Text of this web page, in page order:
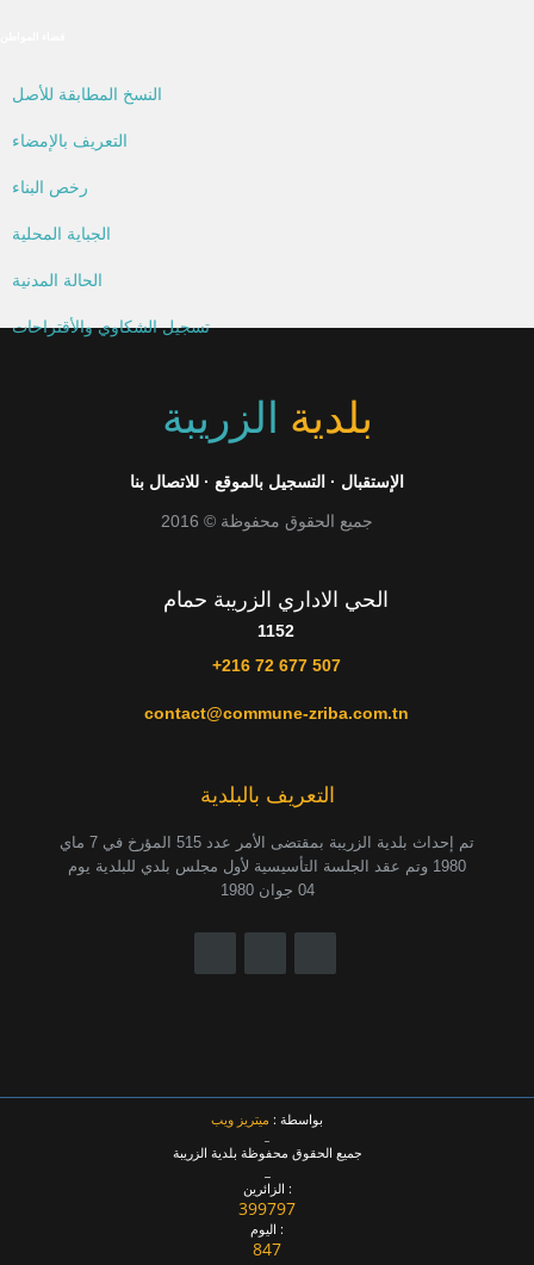
النسخ المطابقة للأصل
التعريف بالإمضاء
رخص البناء
الجباية المحلية
الحالة المدنية
تسجيل الشكاوي والأقتراحات
بلدية الزريبة
للاتصال بنا · التسجيل بالموقع · الإستقبال
جميع الحقوق محفوظة © 2016
الحي الاداري الزريبة حمام
1152
+216 72 677 507
contact@commune-zriba.com.tn
التعريف بالبلدية
تم إحداث بلدية الزريبة بمقتضى الأمر عدد 515 المؤرخ في 7 ماي
1980 وتم عقد الجلسة التأسيسية لأول مجلس بلدي للبلدية يوم
04 جوان 1980
بواسطة : ميتريز ويب
جميع الحقوق محفوظة بلدية الزريبة
الزائرين :
399797
اليوم :
847